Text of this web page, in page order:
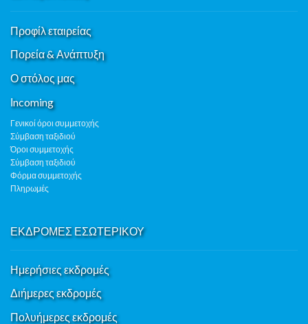
Προφίλ εταιρείας
Πορεία & Ανάπτυξη
Ο στόλος μας
Ιncoming
Γενικοί όροι συμμετοχής
Σύμβαση ταξιδιού
Όροι συμμετοχής
Σύμβαση ταξιδιού
Φόρμα συμμετοχής
Πληρωμές
ΕΚΔΡΟΜΕΣ ΕΣΩΤΕΡΙΚΟΥ
Ημερήσιες εκδρομές
Διήμερες εκδρομές
Πολυήμερες εκδρομές